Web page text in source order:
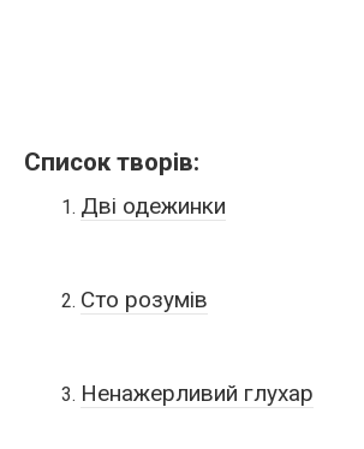
Список творів:
Дві одежинки
Сто розумів
Ненажерливий глухар